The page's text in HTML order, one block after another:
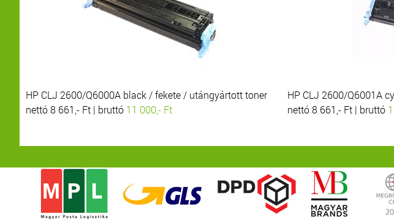
HP CLJ 2600/Q6000A black / fekete / utángyártott toner
nettó 8 661,- Ft | bruttó 11 000,- Ft
HP CLJ 2600/Q6001A
nettó 8 661,- Ft | bruttó